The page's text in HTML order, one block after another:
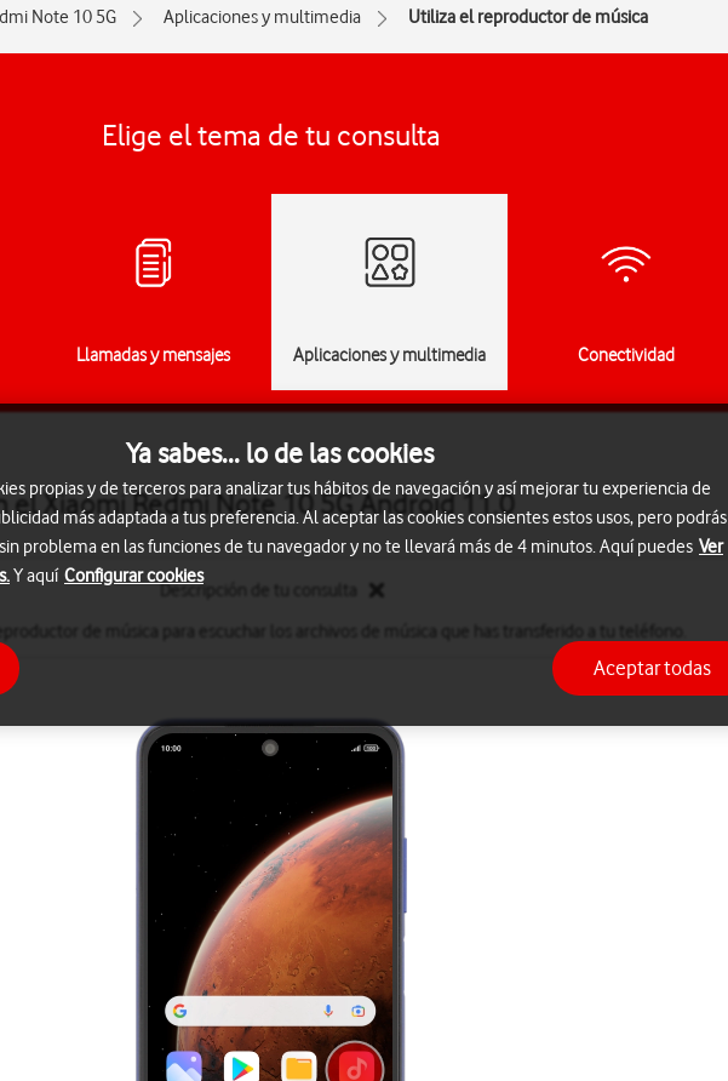
Note 10 5G Aplicaciones y multimedia Utiliza el reproductor de música
Elige el tema de tu consulta
Llamadas y mensajes Aplicaciones y multimedia Conectividad
Xiaomi Redmi Note 10 5G Android 11.0
Descripción de tu consulta
Ya sabes... lo de las cookies
propias y de terceros para analizar tus hábitos de navegación y así mejorar tu experiencia de
más adaptada a tus preferencia. Al aceptar las cookies consientes estos usos, pero podrás
problema en las funciones de tu navegador y no te llevará más de 4 minutos. Aquí puedes Ver
Y aquí Configurar cookies
Aceptar todas